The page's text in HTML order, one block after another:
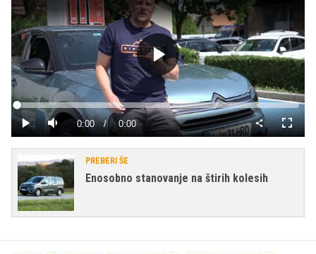
Predvajaj
PredvajajTiho Current
Time
0:00 / Duration
0:00
Loaded:
0%
način
PREBERI ŠE
Enosobno stanovanje na štirih kolesih